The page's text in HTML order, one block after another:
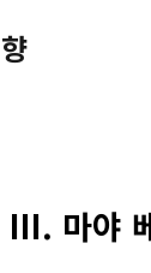
마야